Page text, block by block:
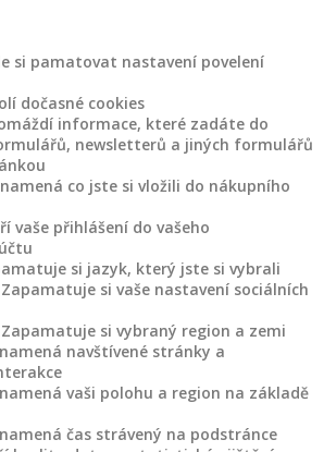
si pamatovat nastavení povelení
dočasné cookies
informace, které zadáte do
newsletterů a jiných formulářů
co jste si vložili do nákupního
vaše přihlášení do vašeho
si jazyk, který jste si vybrali
si vaše nastavení sociálních
si vybraný region a zemi
navštívené stránky a
vaši polohu a region na základě
čas strávený na podstránce